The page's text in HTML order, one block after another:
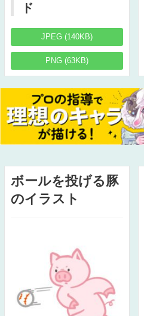
ド
JPEG (140KB)
PNG (63KB)
ボールを投げる豚
のイラスト